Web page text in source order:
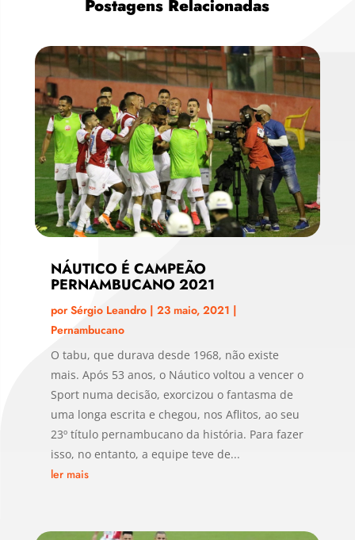
Postagens Relacionadas
NÁUTICO É CAMPEÃO
PERNAMBUCANO 2021
porSérgio Leandro| 23 maio, 2021 |
Pernambucano
O tabu, que durava desde 1968, não existe
mais. Após 53 anos, o Náutico voltou a vencer o
Sport numa decisão, exorcizou o fantasma de
uma longa escrita e chegou, nos Aflitos, ao seu
23º título pernambucano da história. Para fazer
isso, no entanto, a equipe teve de...
ler mais